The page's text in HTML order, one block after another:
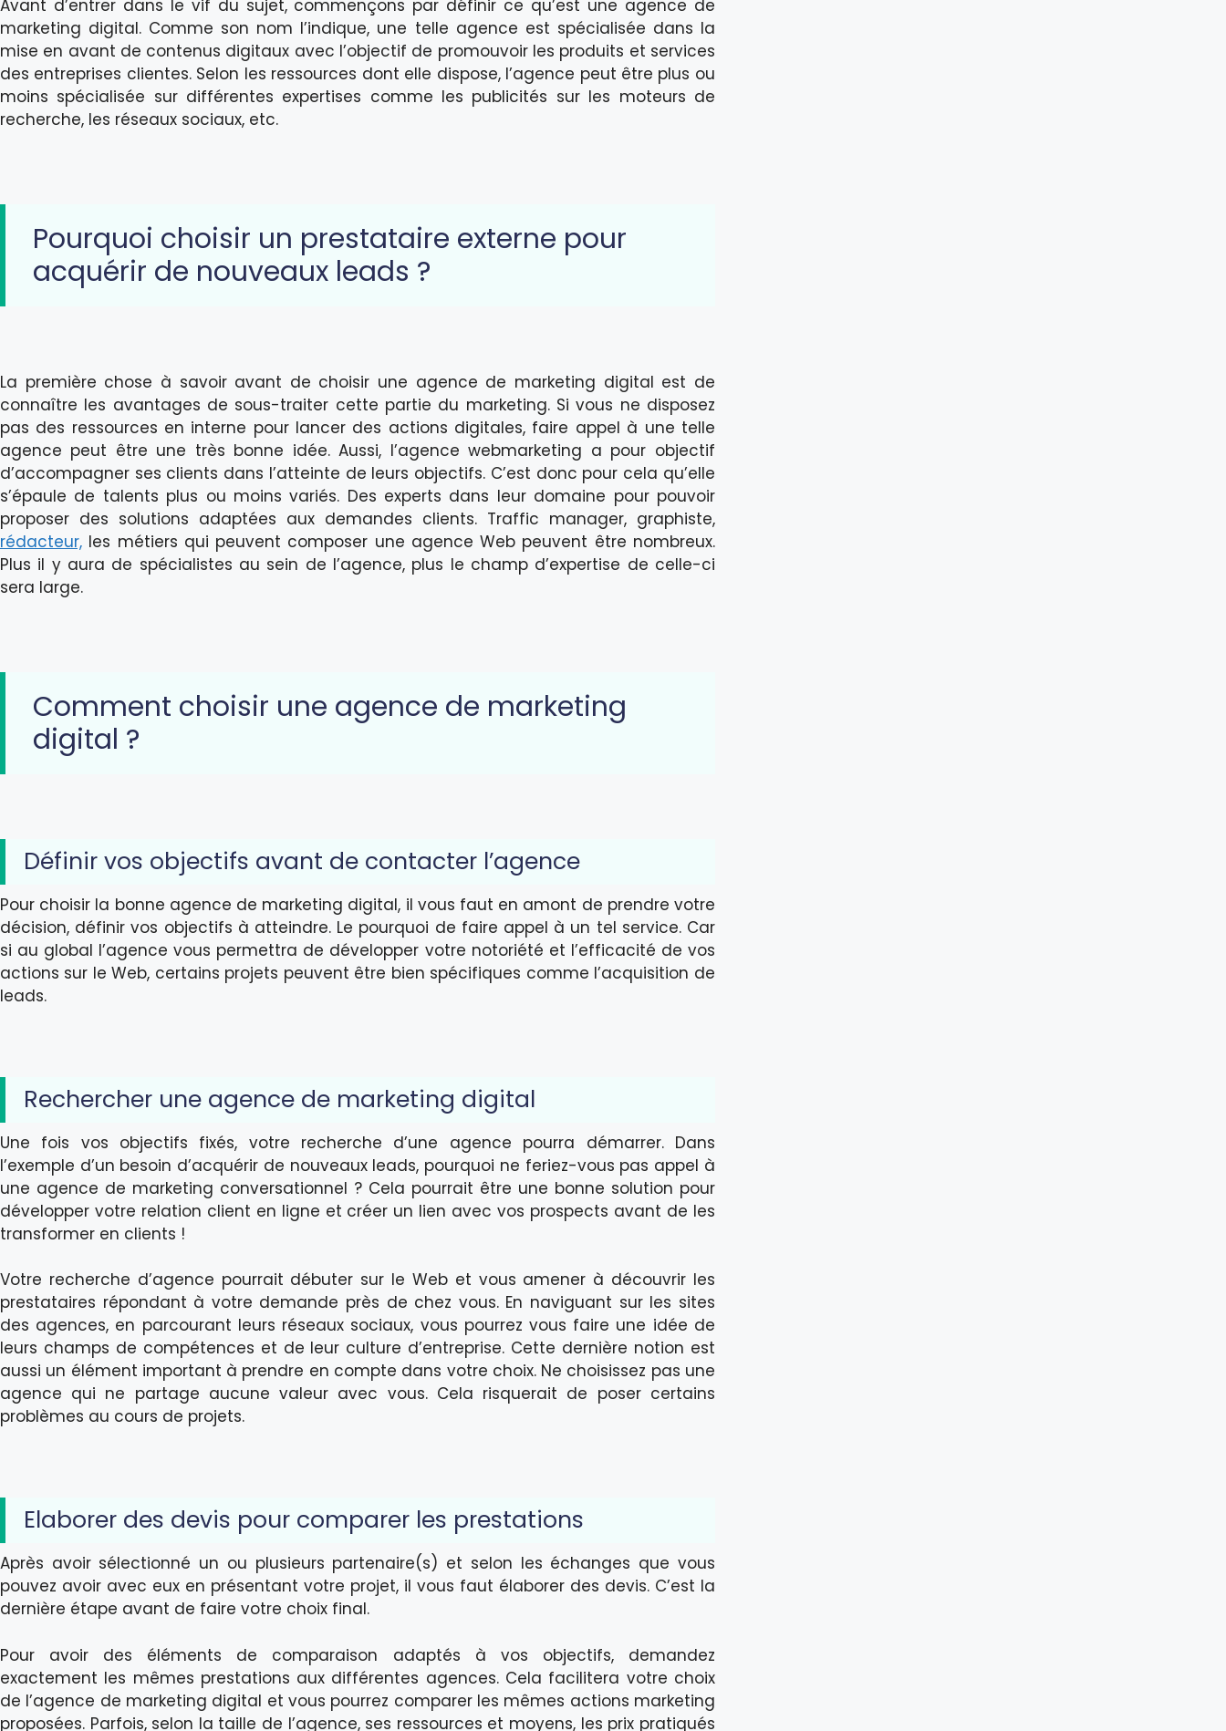
Avant d’entrer dans le vif du sujet, commençons par définir ce qu’est une agence de
marketing digital. Comme son nom l’indique, une telle agence est spécialisée dans la
mise en avant de contenus digitaux avec l’objectif de promouvoir les produits et services
des entreprises clientes. Selon les ressources dont elle dispose, l’agence peut être plus ou
moins spécialisée sur différentes expertises comme les publicités sur les moteurs de
recherche, les réseaux sociaux, etc.
Pourquoi choisir un prestataire externe pour
acquérir de nouveaux leads ?
La première chose à savoir avant de choisir une agence de marketing digital est de
connaître les avantages de sous-traiter cette partie du marketing. Si vous ne disposez
pas des ressources en interne pour lancer des actions digitales, faire appel à une telle
agence peut être une très bonne idée. Aussi, l’agence webmarketing a pour objectif
d’accompagner ses clients dans l’atteinte de leurs objectifs. C’est donc pour cela qu’elle
s’épaule de talents plus ou moins variés. Des experts dans leur domaine pour pouvoir
proposer des solutions adaptées aux demandes clients. Traffic manager, graphiste,
rédacteur, les métiers qui peuvent composer une agence Web peuvent être nombreux.
Plus il y aura de spécialistes au sein de l’agence, plus le champ d’expertise de celle-ci
sera large.
Comment choisir une agence de marketing
digital ?
Définir vos objectifs avant de contacter l’agence
Pour choisir la bonne agence de marketing digital, il vous faut en amont de prendre votre
décision, définir vos objectifs à atteindre. Le pourquoi de faire appel à un tel service. Car
si au global l’agence vous permettra de développer votre notoriété et l’efficacité de vos
actions sur le Web, certains projets peuvent être bien spécifiques comme l’acquisition de
leads.
Rechercher une agence de marketing digital
Une fois vos objectifs fixés, votre recherche d’une agence pourra démarrer. Dans
l’exemple d’un besoin d’acquérir de nouveaux leads, pourquoi ne feriez-vous pas appel à
une agence de marketing conversationnel ? Cela pourrait être une bonne solution pour
développer votre relation client en ligne et créer un lien avec vos prospects avant de les
transformer en clients !
Votre recherche d’agence pourrait débuter sur le Web et vous amener à découvrir les
prestataires répondant à votre demande près de chez vous. En naviguant sur les sites
des agences, en parcourant leurs réseaux sociaux, vous pourrez vous faire une idée de
leurs champs de compétences et de leur culture d’entreprise. Cette dernière notion est
aussi un élément important à prendre en compte dans votre choix. Ne choisissez pas une
agence qui ne partage aucune valeur avec vous. Cela risquerait de poser certains
problèmes au cours de projets.
Elaborer des devis pour comparer les prestations
Après avoir sélectionné un ou plusieurs partenaire(s) et selon les échanges que vous
pouvez avoir avec eux en présentant votre projet, il vous faut élaborer des devis. C’est la
dernière étape avant de faire votre choix final.
Pour avoir des éléments de comparaison adaptés à vos objectifs, demandez
exactement les mêmes prestations aux différentes agences. Cela facilitera votre choix
de l’agence de marketing digital et vous pourrez comparer les mêmes actions marketing
proposées. Parfois, selon la taille de l’agence, ses ressources et moyens, les prix pratiqués